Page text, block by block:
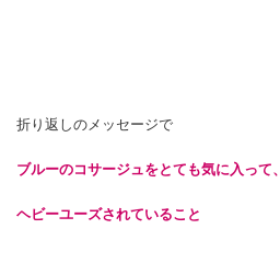
折り返しのメッセージで
ブルーのコサージュをとても気に入って、
ヘビーユーズされていること